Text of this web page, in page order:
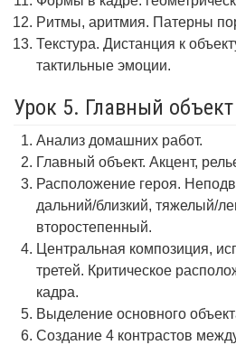
Ритмы, аритмия. Патерны
Текстура. Дистанция к
тактильные эмоции.
Урок 5. Главный объект
Анализ домашних работ.
Главный объект. Акцент,
Расположение героя.
дальний/близкий, тяжелый/
второстепенный.
Центральная композиция,
третей. Критическое
кадра.
Выделение основного
Создание 4 контрастов